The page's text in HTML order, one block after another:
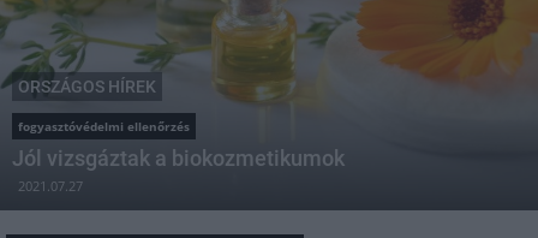
ORSZÁGOS HÍREK
fogyasztóvédelmi ellenőrzés
Jól vizsgáztak a biokozmetikumok
2021.07.27